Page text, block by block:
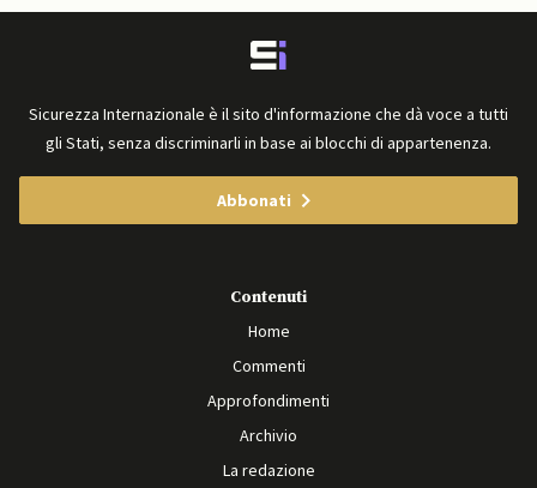
Sicurezza Internazionale è il sito d'informazione che dà voce a tutti
gli Stati, senza discriminarli in base ai blocchi di appartenenza.
Abbonati
Contenuti
Home
Commenti
Approfondimenti
Archivio
La redazione